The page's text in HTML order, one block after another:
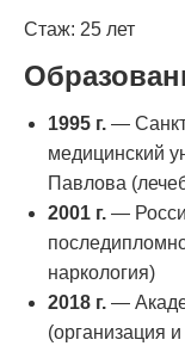
Стаж: 25 лет
1995 г. —
медицинский
Павлова
2001 г. —
наркология)
2018 г. —
(организация